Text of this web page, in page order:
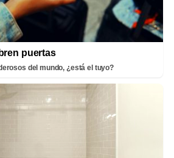
puertas
del mundo, ¿está el tuyo?